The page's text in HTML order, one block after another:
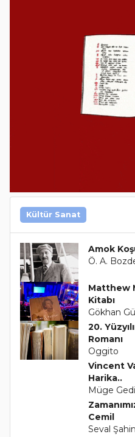
Kültür Sanat
Amok
Ö. A.
Matthew
Kitabı
Gökhan
20.
Romanı
Oggito
Vincent
Harika..
Müge
Cemil
Seval Şahin